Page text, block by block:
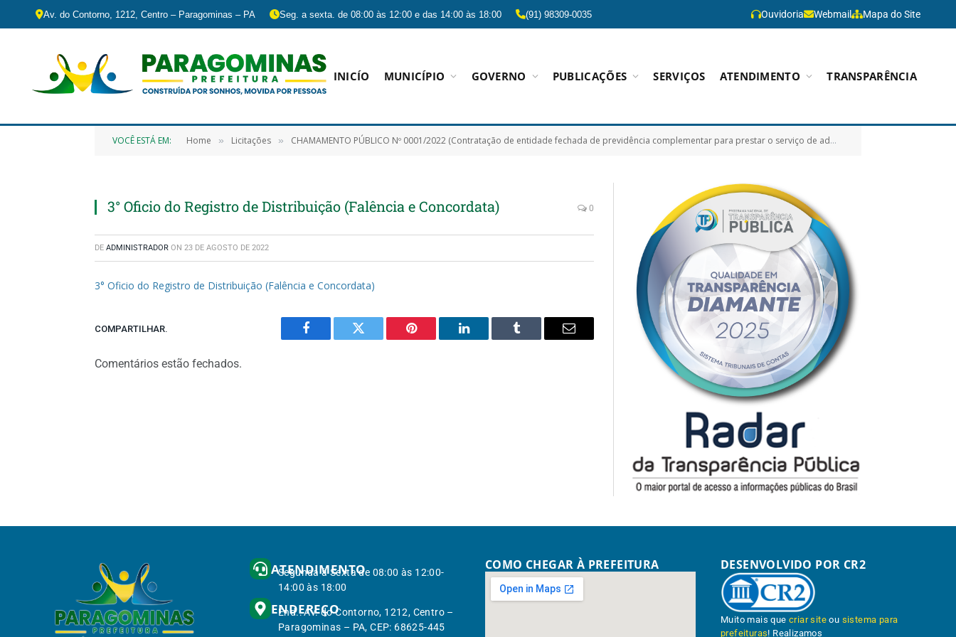
Av. do Contorno, 1212, Centro – Paragominas – PA Seg. a sexta. de 08:00 às 12:00 e das 14:00 às 18:00 (91) 98309-0035 Ouvidoria Webmail Mapa do Site
INICÍO MUNICÍPIO GOVERNO PUBLICAÇÕES SERVIÇOS ATENDIMENTO TRANSPARÊNCIA
VOCÊ ESTÁ EM: Home » Licitações » CHAMAMENTO PÚBLICO Nº 0001/2022 (Contratação de entidade fechada de previdência complementar para prestar o serviço de administração de planos de benefícios previdenciários complementares a serem oferecidos aos servidores públicos tratados na Lei Municipal 1.078/2022)
3° Oficio do Registro de Distribuição (Falência e Concordata) 0
DE ADMINISTRADOR ON 23 DE AGOSTO DE 2022
3° Oficio do Registro de Distribuição (Falência e Concordata)
COMPARTILHAR.
Facebook Twitter Pinterest LinkedIn Tumblr Email
Comentários estão fechados.
ATENDIMENTO
Segunda à Sexta de 08:00 às 12:00-
14:00 às 18:00
ENDEREÇO
End.: Av. do Contorno, 1212, Centro –
Paragominas – PA, CEP: 68625-445
COMO CHEGAR À PREFEITURA DESENVOLVIDO POR CR2
Muito mais quecriar site ou sistema para
prefeituras! Realizamos